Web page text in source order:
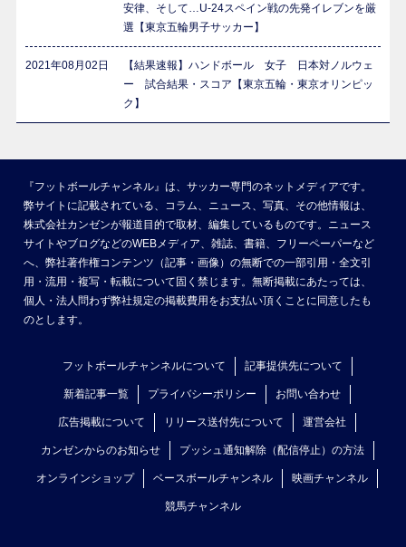
安律、そして…U-24スペイン戦の先発イレブンを厳
選【東京五輪男子サッカー】
2021年08月02日
【結果速報】ハンドボール 女子 日本対ノルウェ
ー 試合結果・スコア【東京五輪・東京オリンピッ
ク】
『フットボールチャンネル』は、サッカー専門のネットメディアです。
弊サイトに記載されている、コラム、ニュース、写真、その他情報は、
株式会社カンゼンが報道目的で取材、編集しているものです。ニュース
サイトやブログなどのWEBメディア、雑誌、書籍、フリーペーパーなど
へ、弊社著作権コンテンツ（記事・画像）の無断での一部引用・全文引
用・流用・複写・転載について固く禁じます。無断掲載にあたっては、
個人・法人問わず弊社規定の掲載費用をお支払い頂くことに同意したも
のとします。
フットボールチャンネルについて 記事提供先について
新着記事一覧 プライバシーポリシー お問い合わせ
広告掲載について リリース送付先について 運営会社
カンゼンからのお知らせ プッシュ通知解除（配信停止）の方法
オンラインショップ ベースボールチャンネル 映画チャンネル
競馬チャンネル